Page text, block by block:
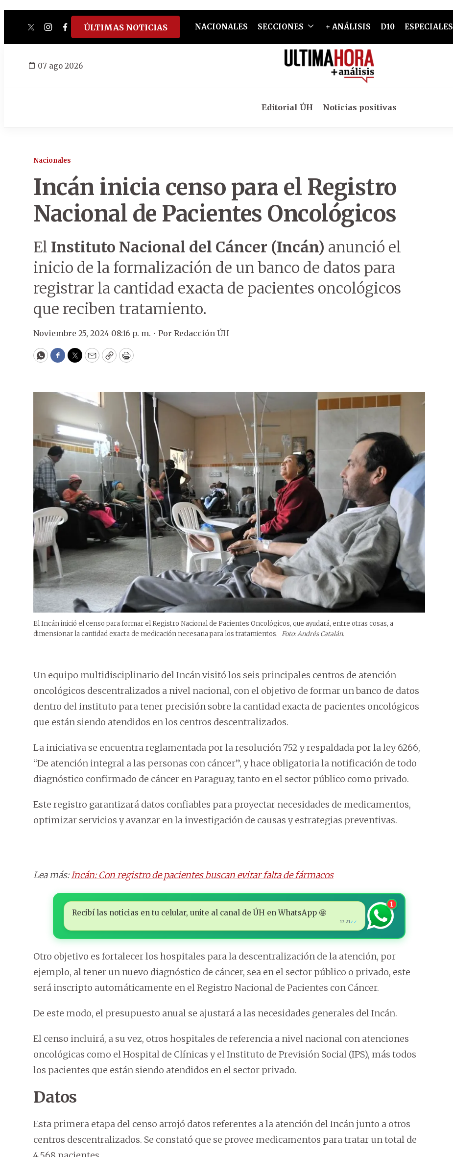
twitterinstagram
facebook
tiktokyoutube
spotify
ÚLTIMAS NOTICIAS NACIONALES SECCIONES + ANÁLISIS D10 ESPECIALES
07 ago 2026
Editorial ÚH Noticias positivas
Nacionales
Incán inicia censo para el Registro
Nacional de Pacientes Oncológicos
El Instituto Nacional del Cáncer (Incán) anunció el
inicio de la formalización de un banco de datos para
registrar la cantidad exacta de pacientes oncológicos
que reciben tratamiento.
Noviembre 25, 2024 08:16 p. m. • Por Redacción ÚH
WhatsApp
Facebook
Twitter
EmailCopyPrint
El Incán inició el censo para formar el Registro Nacional de Pacientes Oncológicos, que ayudará, entre otras cosas, a
dimensionar la cantidad exacta de medicación necesaria para los tratamientos. Foto: Andrés Catalán.
Un equipo multidisciplinario del Incán visitó los seis principales centros de atención
oncológicos descentralizados a nivel nacional, con el objetivo de formar un banco de datos
dentro del instituto para tener precisión sobre la cantidad exacta de pacientes oncológicos
que están siendo atendidos en los centros descentralizados.
La iniciativa se encuentra reglamentada por la resolución 752 y respaldada por la ley 6266,
“De atención integral a las personas con cáncer”, y hace obligatoria la notificación de todo
diagnóstico confirmado de cáncer en Paraguay, tanto en el sector público como privado.
Este registro garantizará datos confiables para proyectar necesidades de medicamentos,
optimizar servicios y avanzar en la investigación de causas y estrategias preventivas.
Lea más:Incán: Con registro de pacientes buscan evitar falta de fármacos
Recibí las noticias en tu celular, unite al canal de ÚH en WhatsApp 🤩
17:21✓✓
1
Otro objetivo es fortalecer los hospitales para la descentralización de la atención, por
ejemplo, al tener un nuevo diagnóstico de cáncer, sea en el sector público o privado, este
será inscripto automáticamente en el Registro Nacional de Pacientes con Cáncer.
De este modo, el presupuesto anual se ajustará a las necesidades generales del Incán.
El censo incluirá, a su vez, otros hospitales de referencia a nivel nacional con atenciones
oncológicas como el Hospital de Clínicas y el Instituto de Previsión Social (IPS), más todos
los pacientes que están siendo atendidos en el sector privado.
Datos
Esta primera etapa del censo arrojó datos referentes a la atención del Incán junto a otros
centros descentralizados. Se constató que se provee medicamentos para tratar un total de